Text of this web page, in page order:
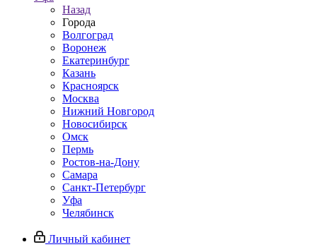
Назад
Города
Волгоград
Воронеж
Екатеринбург
Казань
Красноярск
Москва
Нижний Новгород
Новосибирск
Омск
Пермь
Ростов-на-Дону
Самара
Санкт-Петербург
Уфа
Челябинск
Личный кабинет